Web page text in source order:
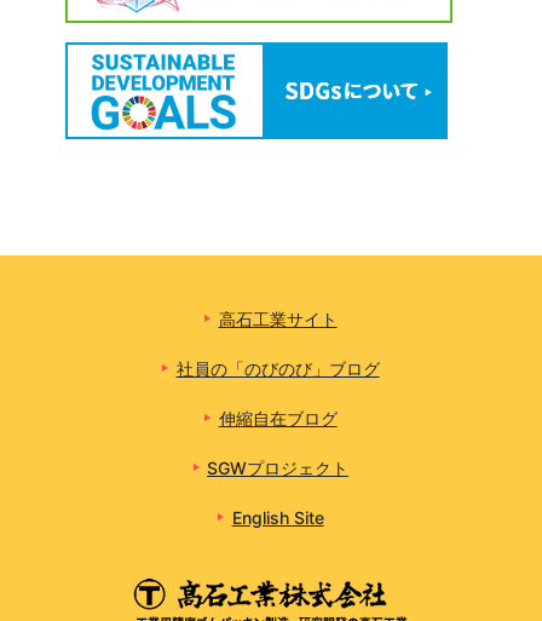
高石工業サイト
社員の「のびのび」ブログ
伸縮自在ブログ
SGWプロジェクト
English Site